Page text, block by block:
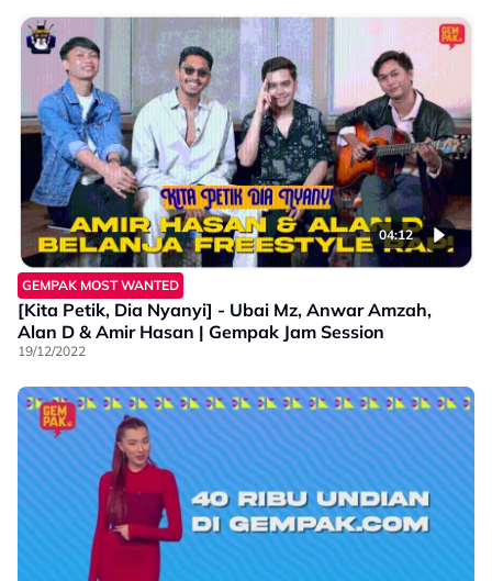
04:12
GEMPAK MOST WANTED
[Kita Petik, Dia Nyanyi] - Ubai Mz, Anwar Amzah,
Alan D & Amir Hasan | Gempak Jam Session
19/12/2022